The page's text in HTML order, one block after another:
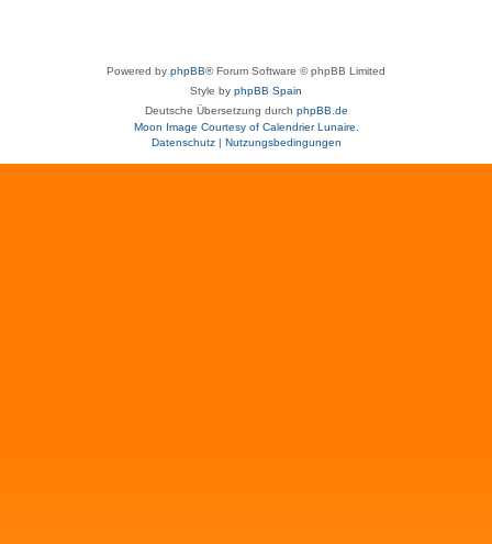
Powered by phpBB® Forum Software © phpBB Limited
Style by phpBB Spain
Deutsche Übersetzung durch phpBB.de
Moon Image Courtesy of Calendrier Lunaire.
Datenschutz| Nutzungsbedingungen